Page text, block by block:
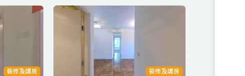
裝修及講房 裝修及講房